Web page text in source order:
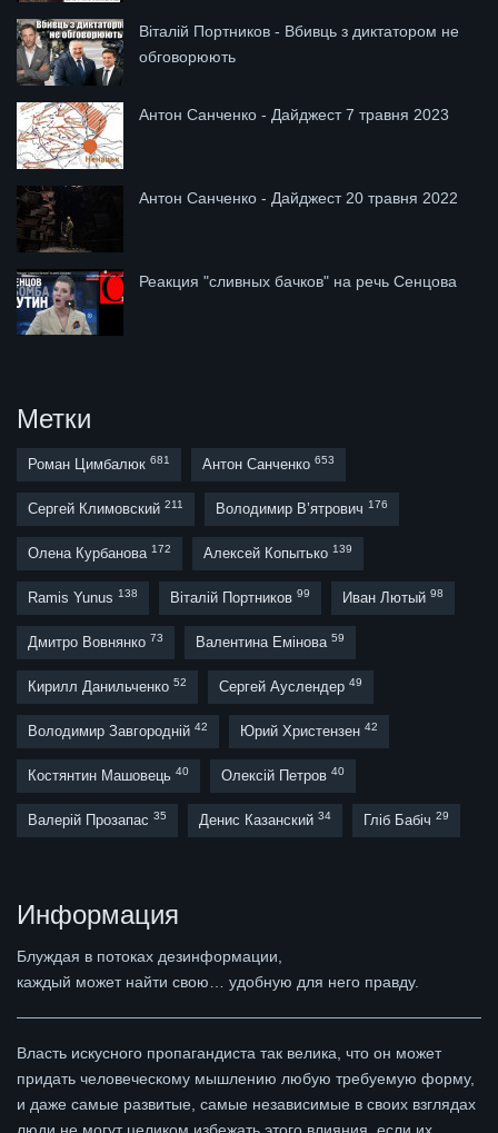
Віталій Портников - Вбивць з диктатором не
обговорюють
Антон Санченко - Дайджест 7 травня 2023
Антон Санченко - Дайджест 20 травня 2022
Реакция "сливных бачков" на речь Сенцова
Метки
Роман Цимбалюк 681 Антон Санченко 653
Сергей Климовский 211 Володимир В’ятрович 176
Олена Курбанова 172 Алексей Копытько 139
Ramis Yunus 138 Віталій Портников 99 Иван Лютый 98
Дмитро Вовнянко 73 Валентина Емінова 59
Кирилл Данильченко 52 Сергей Ауслендер 49
Володимир Завгородній 42 Юрий Христензен 42
Костянтин Машовець 40 Олексій Петров 40
Валерій Прозапас 35 Денис Казанский 34 Гліб Бабіч 29
Информация
Блуждая в потоках дезинформации,
каждый может найти свою… удобную для него правду.
Власть искусного пропагандиста так велика, что он может
придать человеческому мышлению любую требуемую форму,
и даже самые развитые, самые независимые в своих взглядах